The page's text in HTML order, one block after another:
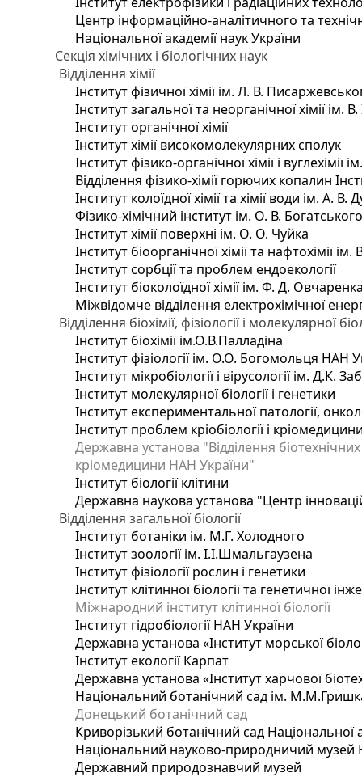
Центр інформаційно-аналітичного та
Національної академії наук України
Секція хімічних і біологічних наук
Відділення хімії
Інститут фізичної хімії ім. Л. В.
Інститут загальної та неорганічної хімії ім.
Інститут органічної хімії
Інститут хімії високомолекулярних сполук
Інститут фізико-органічної хімії і
Відділення фізико-хімії горючих копалин
Інститут колоїдної хімії та хімії води ім. А.
Фізико-хімічний інститут ім. О. В.
Інститут хімії поверхні ім. О. О. Чуйка
Інститут біоорганічної хімії та нафтохімії
Інститут сорбції та проблем ендоекології
Інститут біоколоїдної хімії ім. Ф. Д.
Міжвідомче відділення електрохімічної
Відділення біохімії, фізіології і молекулярної
Інститут біохімії ім.О.В.Палладіна
Інститут фізіології ім. О.О. Богомольця НАН
Інститут мікробіології і вірусології ім. Д.К.
Інститут молекулярної біології і генетики
Інститут експериментальної патології,
Інститут проблем кріобіології і
Державна установа "Відділення
кріомедицини НАН України"
Інститут біології клітини
Державна наукова установа "Центр
Відділення загальної біології
Інститут ботаніки ім. М.Г. Холодного
Інститут зоології ім. І.І.Шмальгаузена
Інститут фізіології рослин і генетики
Інститут клітинної біології та генетичної
Міжнародний інститут клітинної біології
Інститут гідробіології НАН України
Державна установа «Інститут морської
Інститут екології Карпат
Державна установа «Інститут харчової
Національний ботанічний сад ім.
Донецький ботанічний сад
Криворізький ботанічний сад Національної
Національний науково-природничий музей
Державний природознавчий музей